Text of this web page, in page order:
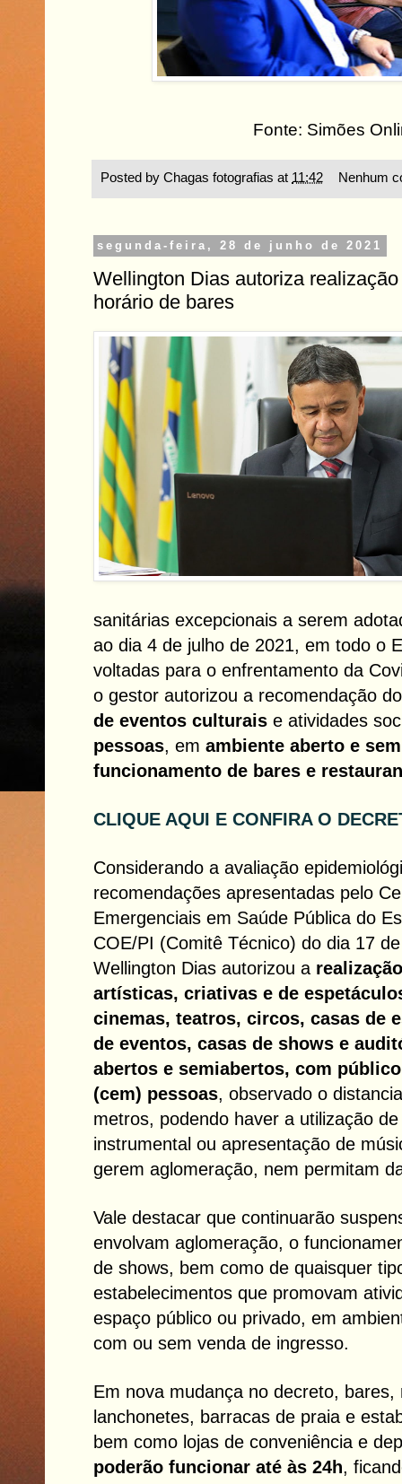
Fonte: Simões
Posted by Chagas fotografias at 11:42 Nenhum
segunda-feira, 28 de junho de 2021
Wellington Dias autoriza
horário de bares
sanitárias excepcionais a serem
ao dia 4 de julho de 2021, em todo o
voltadas para o enfrentamento da
o gestor autorizou a recomendação
de eventos culturais e atividades
pessoas, em ambiente aberto e
funcionamento de bares e
CLIQUE AQUI E CONFIRA O
Considerando a avaliação
recomendações apresentadas pelo
Emergenciais em Saúde Pública do
COE/PI (Comitê Técnico) do dia 17
Wellington Dias autorizou a
artísticas, criativas e de
cinemas, teatros, circos, casas de
de eventos, casas de shows e
abertos e semiabertos, com
(cem) pessoas, observado o
metros, podendo haver a utilização
instrumental ou apresentação de
gerem aglomeração, nem permitam
Vale destacar que continuarão
envolvam aglomeração, o
de shows, bem como de quaisquer
estabelecimentos que promovam
espaço público ou privado, em
com ou sem venda de ingresso.
Em nova mudança no decreto,
lanchonetes, barracas de praia e
bem como lojas de conveniência e
poderão funcionar até às 24h,